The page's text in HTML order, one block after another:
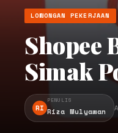
LOWONGAN PEKERJAAN
Shopee
Simak
RI
PENULIS
Riza Mulyawan